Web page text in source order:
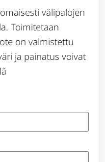
välipalojen
Toimitetaan
on valmistettu
ja painatus voivat